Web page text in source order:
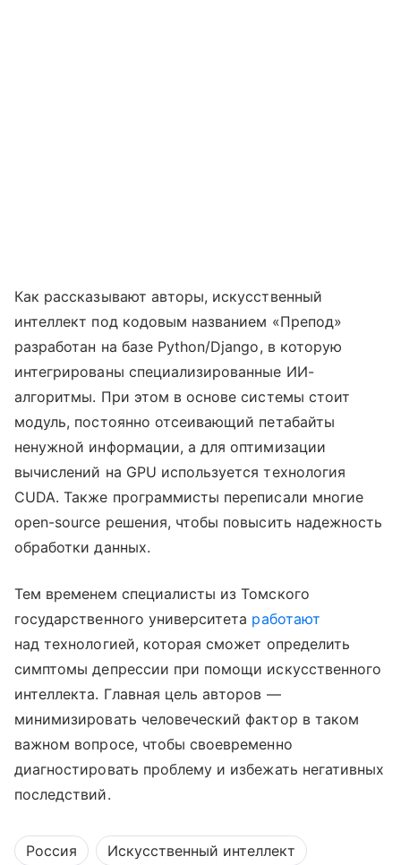
Как рассказывают авторы, искусственный
интеллект под кодовым названием «Препод»
разработан на базе Python/Django, в которую
интегрированы специализированные ИИ-
алгоритмы. При этом в основе системы стоит
модуль, постоянно отсеивающий петабайты
ненужной информации, а для оптимизации
вычислений на GPU используется технология
CUDA. Также программисты переписали многие
open-source решения, чтобы повысить надежность
обработки данных.
Тем временем специалисты из Томского
государственного университета работают
над технологией, которая сможет определить
симптомы депрессии при помощи искусственного
интеллекта. Главная цель авторов —
минимизировать человеческий фактор в таком
важном вопросе, чтобы своевременно
диагностировать проблему и избежать негативных
последствий.
Россия Искусственный интеллект